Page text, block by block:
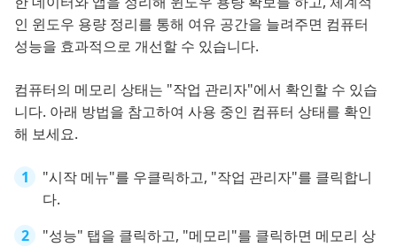
인 윈도우 용량 정리를 통해 여유 공간을 늘려주면 컴퓨터
성능을 효과적으로 개선할 수 있습니다.
컴퓨터의 메모리 상태는 "작업 관리자"에서 확인할 수 있습
니다. 아래 방법을 참고하여 사용 중인 컴퓨터 상태를 확인
해 보세요.
"시작 메뉴"를 우클릭하고, "작업 관리자"를 클릭합니
다.
"성능" 탭을 클릭하고, "메모리"를 클릭하면 메모리 상